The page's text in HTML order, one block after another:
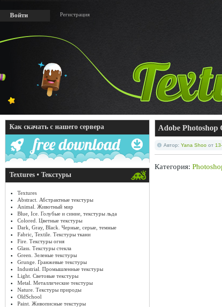
Войти Регистрация
Как скачать с нашего сервера
Textures • Текстуры
Textures
Abstract. Абстрактные текстуры
Animal. Животный мир
Blue, Ice. Голубые и синие, текстуры льда
Colored. Цветные текстуры
Dark, Gray, Black. Черные, серые, темные
Fabric, Textile. Текстуры ткани
Fire. Текстуры огня
Glass. Текстуры стекла
Green. Зеленые текстуры
Grunge. Гранжевые текстуры
Industrial. Промышленные текстуры
Light. Световые текстуры
Metal. Металлические текстуры
Nature. Текстуры природы
OldSchool
Paint. Живописные текстуры
Adobe Photoshop
Автор: Yana Shoo от
Категория: